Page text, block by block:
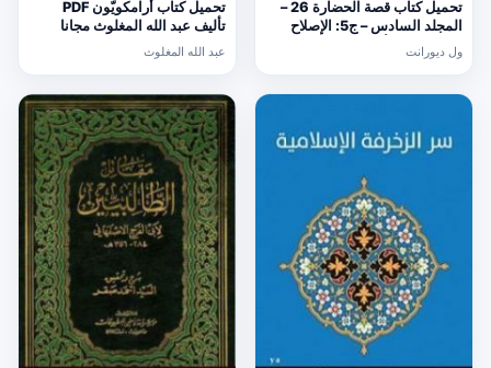
تحميل كتاب قصة الحضارة 26 –
المجلد السادس – ج5: الإصلاح
مجانا [كامل]
ول ديورانت
تحميل كتاب أرامكويّون PDF
تأليف عبد الله المغلوث مجانا
[كامل]
عبد الله المغلوث